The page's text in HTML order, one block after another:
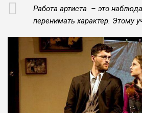
Работа артиста – это
перенимать характер. Этому